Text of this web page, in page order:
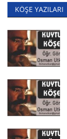
KÖŞE YAZILARI